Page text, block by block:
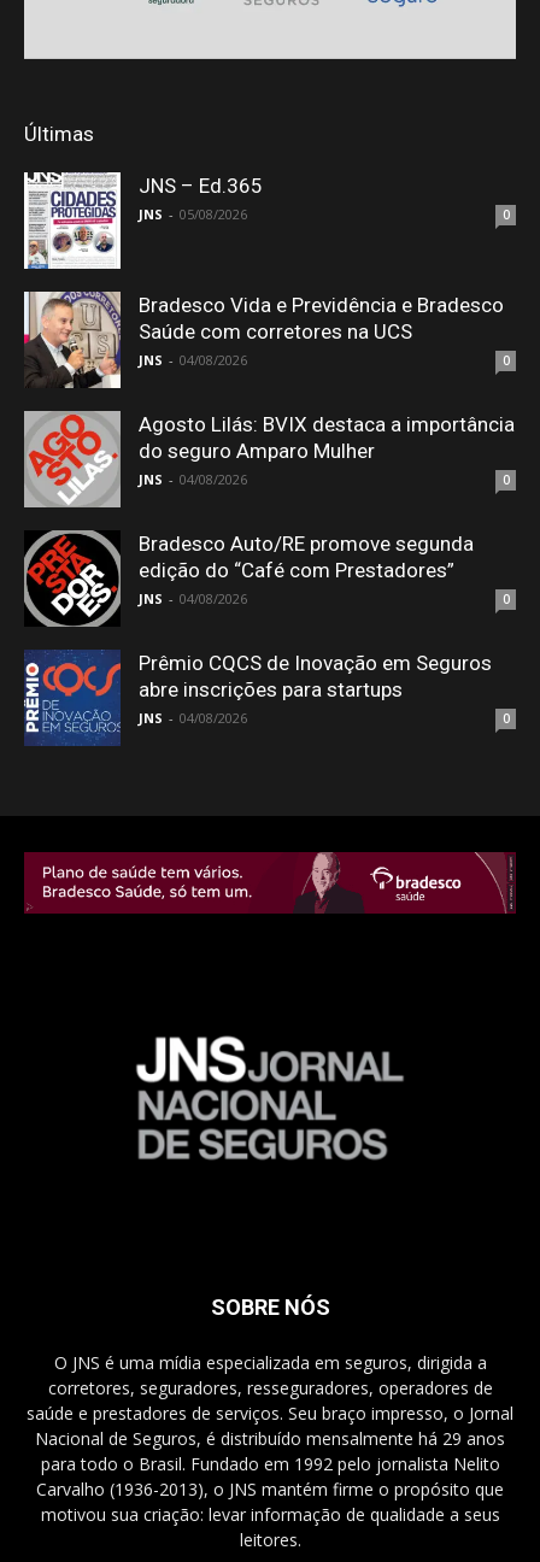
Últimas
JNS – Ed.365
JNS - 05/08/2026 0
Bradesco Vida e Previdência e Bradesco
Saúde com corretores na UCS
JNS - 04/08/2026 0
Agosto Lilás: BVIX destaca a importância
do seguro Amparo Mulher
JNS - 04/08/2026 0
Bradesco Auto/RE promove segunda
edição do “Café com Prestadores”
JNS - 04/08/2026 0
Prêmio CQCS de Inovação em Seguros
abre inscrições para startups
JNS - 04/08/2026 0
SOBRE NÓS
O JNS é uma mídia especializada em seguros, dirigida a
corretores, seguradores, resseguradores, operadores de
saúde e prestadores de serviços. Seu braço impresso, o Jornal
Nacional de Seguros, é distribuído mensalmente há 29 anos
para todo o Brasil. Fundado em 1992 pelo jornalista Nelito
Carvalho (1936-2013), o JNS mantém firme o propósito que
motivou sua criação: levar informação de qualidade a seus
leitores.